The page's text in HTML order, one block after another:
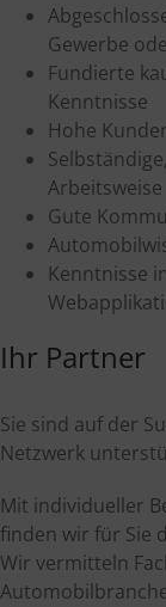
Gewerbe
Fundierte
Kenntnisse
Hohe
Arbeitsweise
Gute
Kenntnisse
Ihr Partner
Sie sind auf der
Netzwerk
Mit individueller
finden wir für Sie
Wir vermitteln